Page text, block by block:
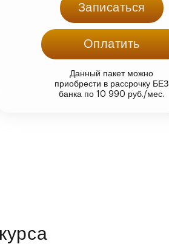
Записаться
Оплатить
Данный пакет можно
приобрести в рассрочку БЕЗ
банка по 10 990 руб./мес.